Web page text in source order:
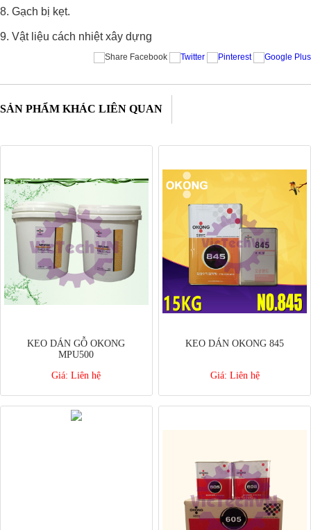
8. Gạch bị kẹt.
9. Vật liệu cách nhiệt xây dựng
SẢN PHẨM KHÁC LIÊN QUAN
KEO DÁN GỖ OKONG
MPU500
Giá: Liên hệ
KEO DÁN OKONG 845
Giá: Liên hệ